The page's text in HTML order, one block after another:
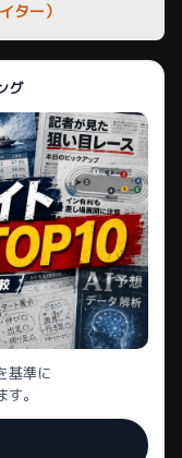
ター）
グ
基準に
。